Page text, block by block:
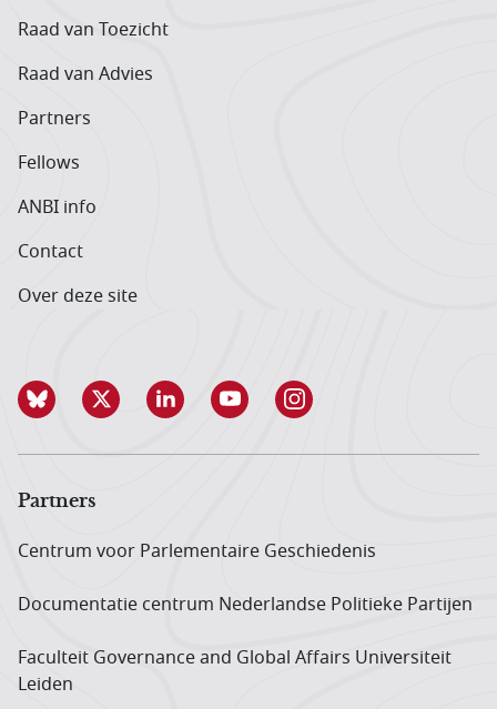
Raad van Toezicht
Raad van Advies
Partners
Fellows
ANBI info
Contact
Over deze site
Partners
Centrum voor Parlementaire Geschiedenis
Documentatie centrum Neder­landse Politieke Partijen
Faculteit Governance and Global Affairs Universiteit
Leiden